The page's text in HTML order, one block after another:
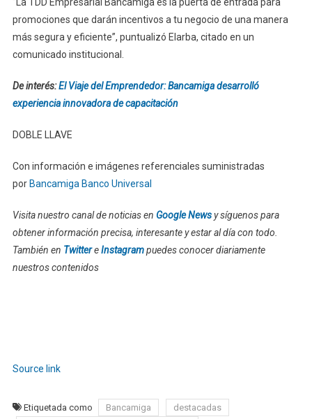
“La TDD Empresarial Bancamiga es la puerta de entrada para
promociones que darán incentivos a tu negocio de una manera
más segura y eficiente”, puntualizó Elarba, citado en un
comunicado institucional.
De interés:El Viaje del Emprendedor: Bancamiga desarrolló
experiencia innovadora de capacitación
DOBLE LLAVE
Con información e imágenes referenciales suministradas
por Bancamiga Banco Universal
Visita nuestro canal de noticias en Google Newsy síguenos para
obtener información precisa, interesante y estar al día con todo.
También en TwittereInstagrampuedes conocer diariamente
nuestros contenidos
Source link
Etiquetada como Bancamiga
destacadas